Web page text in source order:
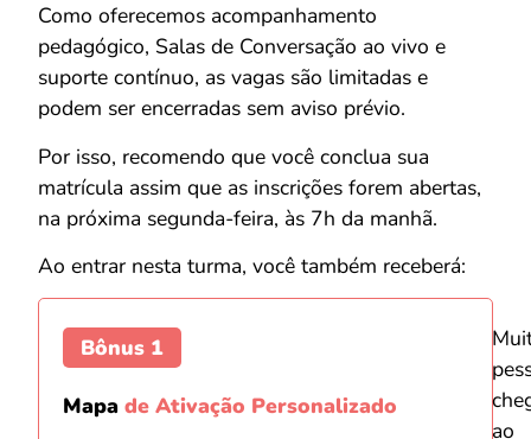
Como oferecemos acompanhamento
pedagógico, Salas de Conversação ao vivo e
suporte contínuo, as vagas são limitadas e
podem ser encerradas sem aviso prévio.
Por isso, recomendo que você conclua sua
matrícula assim que as inscrições forem abertas,
na próxima segunda-feira, às 7h da manhã.
Ao entrar nesta turma, você também receberá:
Bônus 1
Mapa de Ativação Personalizado
ao